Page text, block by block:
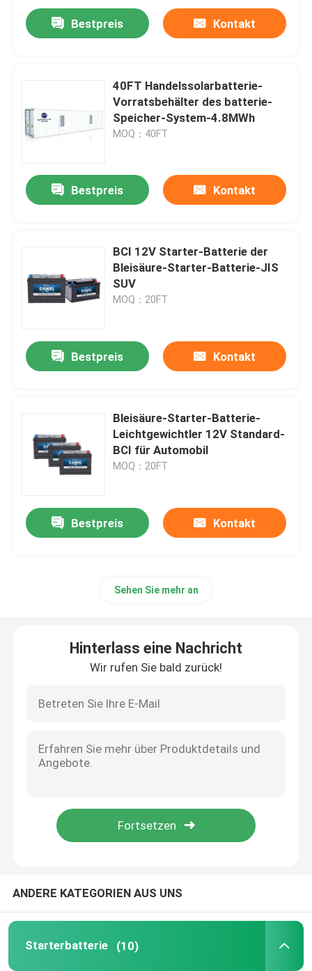
Produkte
Bestpreis Kontakt
40FT Handelssolarbatterie-
Vorratsbehälter des batterie-
Speicher-System-4.8MWh
MOQ：40FT
Bestpreis Kontakt
BCI 12V Starter-Batterie der
Bleisäure-Starter-Batterie-JIS
SUV
MOQ：20FT
Bestpreis Kontakt
Bleisäure-Starter-Batterie-
Leichtgewichtler 12V Standard-
BCI für Automobil
MOQ：20FT
Bestpreis Kontakt
Sehen Sie mehr an
Hinterlass eine Nachricht
Wir rufen Sie bald zurück!
ANDERE KATEGORIEN AUS UNS
Starterbatterie (10)